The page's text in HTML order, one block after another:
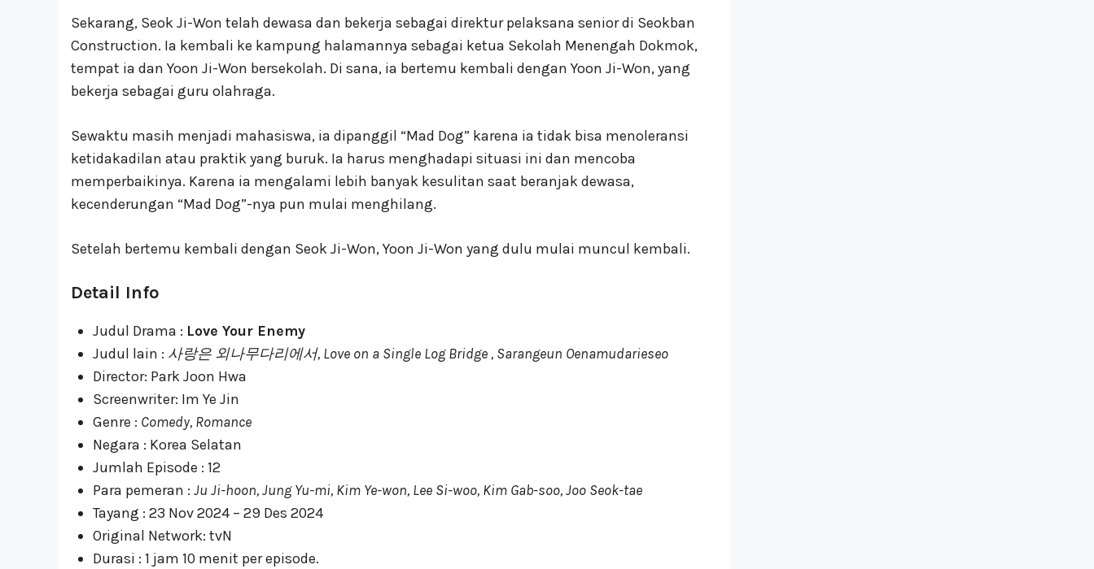
Sekarang, Seok Ji-Won telah dewasa dan bekerja sebagai direktur pelaksana senior di Seokban
Construction. Ia kembali ke kampung halamannya sebagai ketua Sekolah Menengah Dokmok,
tempat ia dan Yoon Ji-Won bersekolah. Di sana, ia bertemu kembali dengan Yoon Ji-Won, yang
bekerja sebagai guru olahraga.
Sewaktu masih menjadi mahasiswa, ia dipanggil “Mad Dog” karena ia tidak bisa menoleransi
ketidakadilan atau praktik yang buruk. Ia harus menghadapi situasi ini dan mencoba
memperbaikinya. Karena ia mengalami lebih banyak kesulitan saat beranjak dewasa,
kecenderungan “Mad Dog”-nya pun mulai menghilang.
Setelah bertemu kembali dengan Seok Ji-Won, Yoon Ji-Won yang dulu mulai muncul kembali.
Detail Info
Judul Drama : Love Your Enemy
Judul lain : 사랑은 외나무다리에서, Love on a Single Log Bridge , Sarangeun Oenamudarieseo
Director: Park Joon Hwa
Screenwriter: Im Ye Jin
Genre : Comedy, Romance
Negara : Korea Selatan
Jumlah Episode : 12
Para pemeran : Ju Ji-hoon, Jung Yu-mi, Kim Ye-won, Lee Si-woo, Kim Gab-soo, Joo Seok-tae
Tayang : 23 Nov 2024 – 29 Des 2024
Original Network: tvN
Durasi : 1 jam 10 menit per episode.